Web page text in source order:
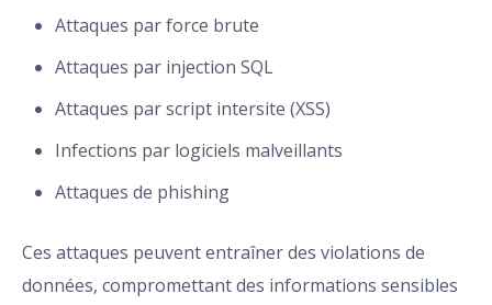
Attaques par force brute
Attaques par injection SQL
Attaques par script intersite (XSS)
Infections par logiciels malveillants
Attaques de phishing
Ces attaques peuvent entraîner des violations de
données, compromettant des informations sensibles